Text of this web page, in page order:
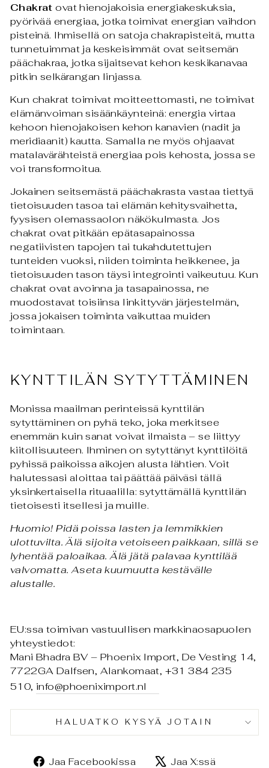
Chakrat ovat hienojakoisia energiakeskuksia,
pyörivää energiaa, jotka toimivat energian vaihdon
pisteinä. Ihmisellä on satoja chakrapisteitä, mutta
tunnetuimmat ja keskeisimmät ovat seitsemän
päächakraa, jotka sijaitsevat kehon keskikanavaa
pitkin selkärangan linjassa.
Kun chakrat toimivat moitteettomasti, ne toimivat
elämänvoiman sisäänkäynteinä: energia virtaa
kehoon hienojakoisen kehon kanavien (nadit ja
meridiaanit) kautta. Samalla ne myös ohjaavat
matalavärähteistä energiaa pois kehosta, jossa se
voi transformoitua.
Jokainen seitsemästä päächakrasta vastaa tiettyä
tietoisuuden tasoa tai elämän kehitysvaihetta,
fyysisen olemassaolon näkökulmasta. Jos
chakrat ovat pitkään epätasapainossa
negatiivisten tapojen tai tukahdutettujen
tunteiden vuoksi, niiden toiminta heikkenee, ja
tietoisuuden tason täysi integrointi vaikeutuu. Kun
chakrat ovat avoinna ja tasapainossa, ne
muodostavat toisiinsa linkittyvän järjestelmän,
jossa jokaisen toiminta vaikuttaa muiden
toimintaan.
KYNTTILÄN SYTYTTÄMINEN
Monissa maailman perinteissä kynttilän
sytyttäminen on pyhä teko, joka merkitsee
enemmän kuin sanat voivat ilmaista – se liittyy
kiitollisuuteen. Ihminen on sytyttänyt kynttilöitä
pyhissä paikoissa aikojen alusta lähtien. Voit
halutessasi aloittaa tai päättää päiväsi tällä
yksinkertaisella rituaalilla: sytyttämällä kynttilän
tietoisesti itsellesi ja muille.
Huomio! Pidä poissa lasten ja lemmikkien
ulottuvilta. Älä sijoita vetoiseen paikkaan, sillä se
lyhentää paloaikaa. Älä jätä palavaa kynttilää
valvomatta. Aseta kuumuutta kestävälle
alustalle.
EU:ssa toimivan vastuullisen markkinaosapuolen
yhteystiedot:
Mani Bhadra BV – Phoenix Import, De Vesting 14,
7722GA Dalfsen, Alankomaat, +31 384 235
510, info@phoeniximport.nl
HALUATKO KYSYÄ JOTAIN
Jaa Facebookissa
Jaa
Jaa X:ssä